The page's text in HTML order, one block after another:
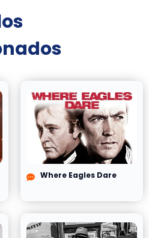
Where Eagles Dare